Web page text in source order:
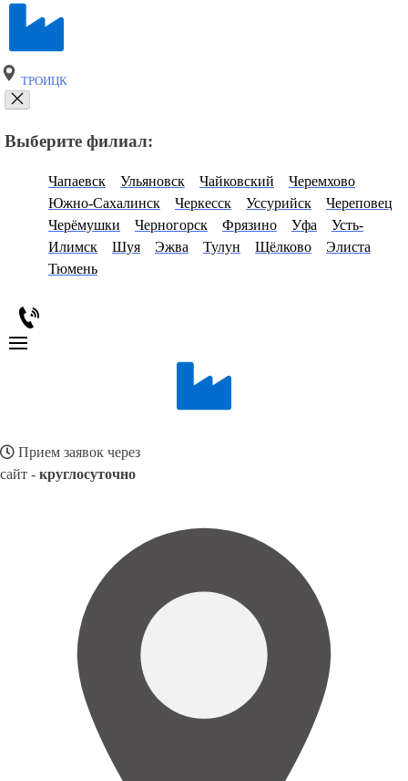
ТРОИЦК
Выберите филиал:
Чапаевск Ульяновск Чайковский
Черемхово
Южно-Сахалинск
Черкесск Уссурийск
Череповец
Черёмушки
Черногорск Фрязино Уфа
Усть-
Илимск
Шуя Эжва Тулун Щёлково
Элиста
Тюмень
Прием заявок через
сайт - круглосуточно